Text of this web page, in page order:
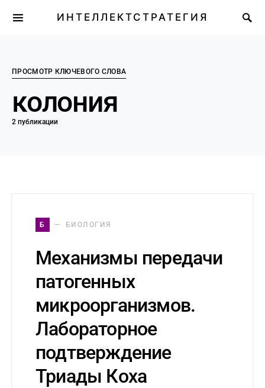
ИНТЕЛЛЕКТСТРАТЕГИЯ
ПРОСМОТР КЛЮЧЕВОГО СЛОВА
колония
2 публикации
Б БИОЛОГИЯ
Механизмы передачи
патогенных
микроорганизмов.
Лабораторное
подтверждение
Триады Коха